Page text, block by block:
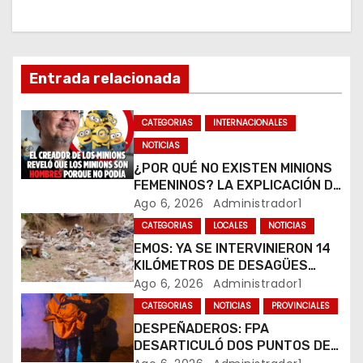
d
e
e
n
t
r
a
d
a
Entrada relacionada
CATEGORIAS
INTERNACIONALES
NOTICIAS
¿POR QUÉ NO EXISTEN MINIONS
FEMENINOS? LA EXPLICACIÓN DE
SU CREADOR QUE VOLVIÓ A
VIRALIZARSE
Ago 6, 2026 Administrador1
CATEGORIAS LOCALES NOTICIAS
EMOS: YA SE INTERVINIERON 14
KILÓMETROS DE DESAGÜES
PLUVIALES
Ago 6, 2026 Administrador1
CATEGORIAS NOTICIAS PROVINCIALES
DESPEÑADEROS: FPA
DESARTICULÓ DOS PUNTOS DE